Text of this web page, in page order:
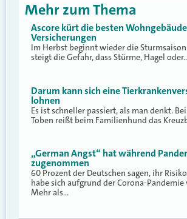
Mehr zum Thema
Ascore kürt die besten
Versicherungen
Im Herbst beginnt wieder die
steigt die Gefahr, dass Stürme, Hagel
Darum kann sich eine
lohnen
Es ist schneller passiert, als man denkt.
Toben reißt beim Familienhund das
„German Angst“ hat während
zugenommen
60 Prozent der Deutschen sagen, ihr
habe sich aufgrund der Corona-Pandemie
Mehr als…